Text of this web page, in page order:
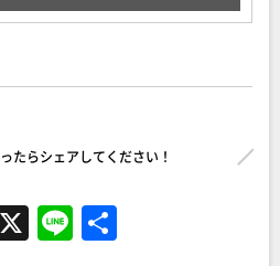
たらシェアしてください！
X Li